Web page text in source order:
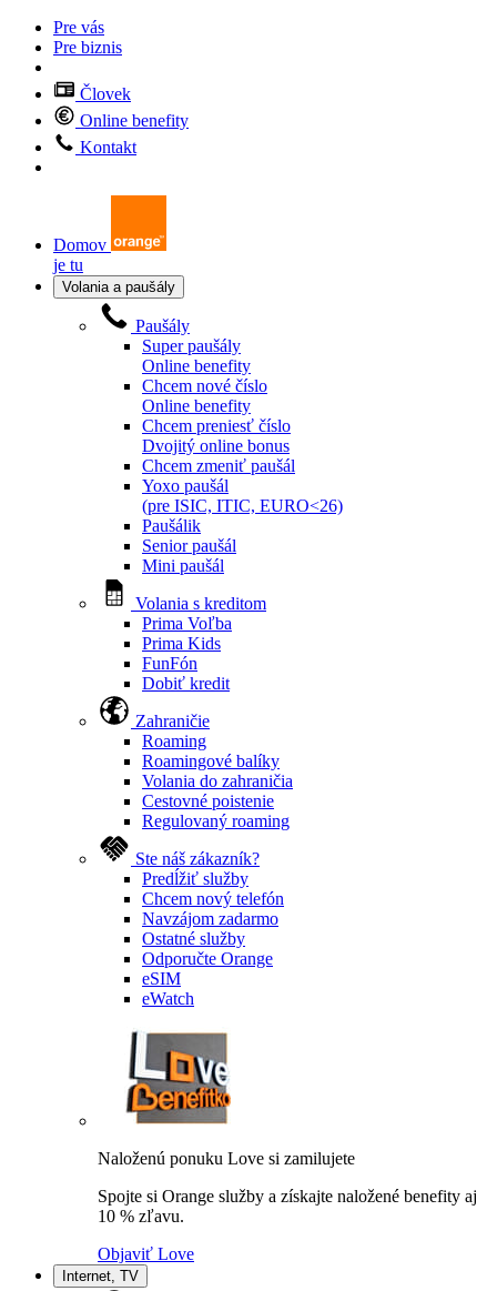
Pre vás
Pre biznis
Človek
Online benefity
Kontakt
Domov
je tu
Volania a paušály
Paušály
Super paušály
Online benefity
Chcem nové číslo
Online benefity
Chcem preniesť číslo
Dvojitý online bonus
Chcem zmeniť paušál
Yoxo paušál
(pre ISIC, ITIC, EURO<26)
Paušálik
Senior paušál
Mini paušál
Volania s kreditom
Prima Voľba
Prima Kids
FunFón
Dobiť kredit
Zahraničie
Roaming
Roamingové balíky
Volania do zahraničia
Cestovné poistenie
Regulovaný roaming
Ste náš zákazník?
Predĺžiť služby
Chcem nový telefón
Navzájom zadarmo
Ostatné služby
Odporučte Orange
eSIM
eWatch
Naloženú ponuku Love si zamilujete
Spojte si Orange služby a získajte naložené benefity aj
10 % zľavu.
Objaviť Love
Internet, TV